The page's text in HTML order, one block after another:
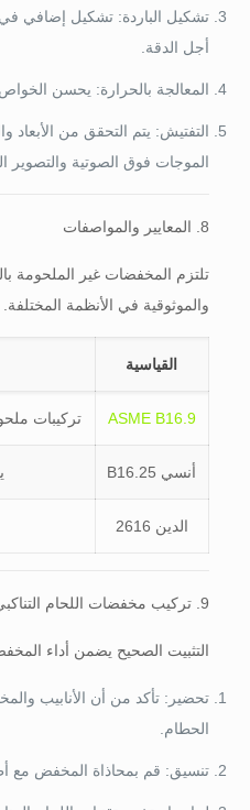
تشكيل الباردة: تشكيل إضافي
أجل الدقة.
المعالجة بالحرارة: يحسن الخواص
التفتيش: يتم التحقق من الأبعاد
الموجات فوق الصوتية والتصوير
8. المعايير والمواصفات
تلتزم المخفضات غير الملحومة
والموثوقية في الأنظمة
القياسية
ASME B16.9 تركيبات
أنسي B16.25
الدين 2616
9. تركيب مخفضات اللحام التناكبي
التثبيت الصحيح يضمن أداء
تحضير: تأكد من أن الأنابيب
الحطام.
تنسيق: قم بمحاذاة المخفض مع